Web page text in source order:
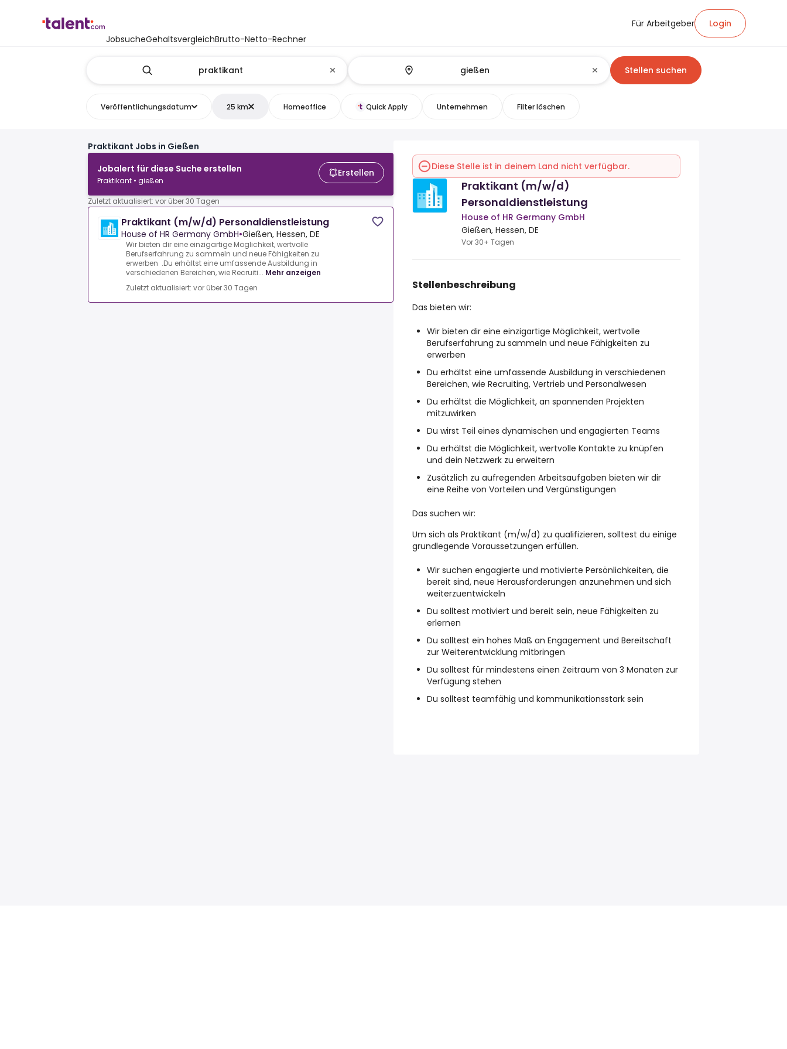
JobsucheGehaltsvergleichBrutto-Netto-Rechner
Für Arbeitgeber Login
Stellen suchen
Veröffentlichungsdatum 25 km Homeoffice Quick Apply Unternehmen Filter löschen
Praktikant Jobs in Gießen
Jobalert für diese Suche erstellen
Praktikant • gießen
Erstellen
Zuletzt aktualisiert: vor über 30 Tagen
Praktikant (m/w/d) Personaldienstleistung
House of HR Germany GmbH•Gießen, Hessen, DE
Wir bieten dir eine einzigartige Möglichkeit, wertvolle
Berufserfahrung zu sammeln und neue Fähigkeiten zu
erwerben .Du erhältst eine umfassende Ausbildung in
verschiedenen Bereichen, wie Recruiti... Mehr anzeigen
Zuletzt aktualisiert: vor über 30 Tagen
Diese Stelle ist in deinem Land nicht verfügbar.
Praktikant (m/w/d)
Personaldienstleistung
House of HR Germany GmbH
Gießen, Hessen, DE
Vor 30+ Tagen
Stellenbeschreibung
Das bieten wir:
Wir bieten dir eine einzigartige Möglichkeit, wertvolle
Berufserfahrung zu sammeln und neue Fähigkeiten zu
erwerben
Du erhältst eine umfassende Ausbildung in verschiedenen
Bereichen, wie Recruiting, Vertrieb und Personalwesen
Du erhältst die Möglichkeit, an spannenden Projekten
mitzuwirken
Du wirst Teil eines dynamischen und engagierten Teams
Du erhältst die Möglichkeit, wertvolle Kontakte zu knüpfen
und dein Netzwerk zu erweitern
Zusätzlich zu aufregenden Arbeitsaufgaben bieten wir dir
eine Reihe von Vorteilen und Vergünstigungen
Das suchen wir:
Um sich als Praktikant (m/w/d) zu qualifizieren, solltest du einige
grundlegende Voraussetzungen erfüllen.
Wir suchen engagierte und motivierte Persönlichkeiten, die
bereit sind, neue Herausforderungen anzunehmen und sich
weiterzuentwickeln
Du solltest motiviert und bereit sein, neue Fähigkeiten zu
erlernen
Du solltest ein hohes Maß an Engagement und Bereitschaft
zur Weiterentwicklung mitbringen
Du solltest für mindestens einen Zeitraum von 3 Monaten zur
Verfügung stehen
Du solltest teamfähig und kommunikationsstark sein